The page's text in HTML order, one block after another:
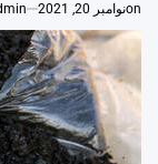
onنوامبر 20, 2021